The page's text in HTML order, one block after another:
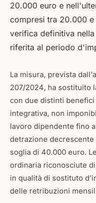
20.000 euro e
compresi tra 20.000
verifica definitiva
riferita al periodo
La misura, prevista
207/2024, ha sostituito
con due distinti benefici
integrativa, non
lavoro dipendente fino
detrazione
soglia di 40.000 euro.
ordinaria riconosciute
in qualità di sostituto
delle retribuzioni